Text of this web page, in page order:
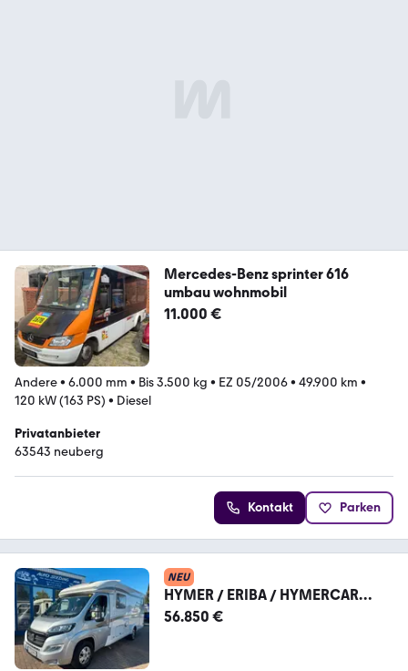
Mercedes-Benz sprinter 616
umbau wohnmobil
11.000 €
Andere• 6.000 mm • Bis 3.500 kg • EZ 05/2006• 49.900 km •
120 kW (163 PS) • Diesel
Privatanbieter
63543 neuberg
Kontakt Parken
NEU
HYMER / ERIBA / HYMERCAR
EXSIS-t 588 SL Autom. Klima Solar
56.850 €